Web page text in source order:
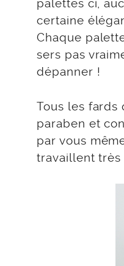
palettes ci,
certaine
Chaque
sers pas
dépanner !
Tous les fards
paraben et
par vous
travaillent très